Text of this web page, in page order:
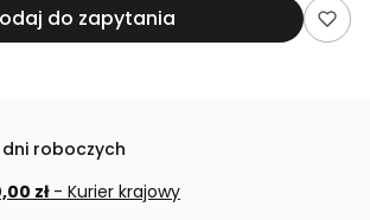
do zapytania
dni roboczych
zł - Kurier krajowy